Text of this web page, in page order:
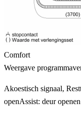
Comfort
Weergave
Akoestisch signaal,
openAssist: deur